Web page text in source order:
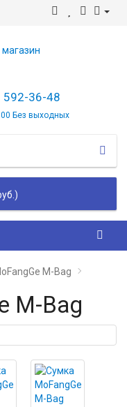
592-36-48
Без выходных
M-Bag
M-Bag